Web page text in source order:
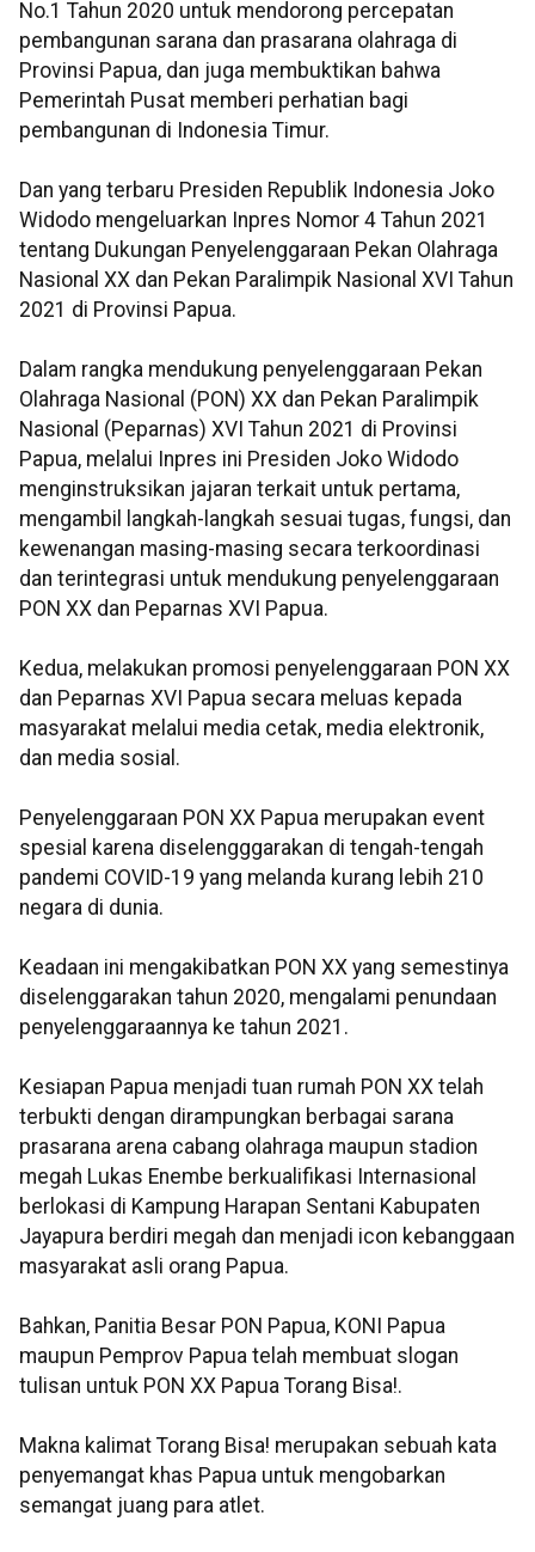
No.1 Tahun 2020 untuk mendorong percepatan
pembangunan sarana dan prasarana olahraga di
Provinsi Papua, dan juga membuktikan bahwa
Pemerintah Pusat memberi perhatian bagi
pembangunan di Indonesia Timur.
Dan yang terbaru Presiden Republik Indonesia Joko
Widodo mengeluarkan Inpres Nomor 4 Tahun 2021
tentang Dukungan Penyelenggaraan Pekan Olahraga
Nasional XX dan Pekan Paralimpik Nasional XVI Tahun
2021 di Provinsi Papua.
Dalam rangka mendukung penyelenggaraan Pekan
Olahraga Nasional (PON) XX dan Pekan Paralimpik
Nasional (Peparnas) XVI Tahun 2021 di Provinsi
Papua, melalui Inpres ini Presiden Joko Widodo
menginstruksikan jajaran terkait untuk pertama,
mengambil langkah-langkah sesuai tugas, fungsi, dan
kewenangan masing-masing secara terkoordinasi
dan terintegrasi untuk mendukung penyelenggaraan
PON XX dan Peparnas XVI Papua.
Kedua, melakukan promosi penyelenggaraan PON XX
dan Peparnas XVI Papua secara meluas kepada
masyarakat melalui media cetak, media elektronik,
dan media sosial.
Penyelenggaraan PON XX Papua merupakan event
spesial karena diselengggarakan di tengah-tengah
pandemi COVID-19 yang melanda kurang lebih 210
negara di dunia.
Keadaan ini mengakibatkan PON XX yang semestinya
diselenggarakan tahun 2020, mengalami penundaan
penyelenggaraannya ke tahun 2021.
Kesiapan Papua menjadi tuan rumah PON XX telah
terbukti dengan dirampungkan berbagai sarana
prasarana arena cabang olahraga maupun stadion
megah Lukas Enembe berkualifikasi Internasional
berlokasi di Kampung Harapan Sentani Kabupaten
Jayapura berdiri megah dan menjadi icon kebanggaan
masyarakat asli orang Papua.
Bahkan, Panitia Besar PON Papua, KONI Papua
maupun Pemprov Papua telah membuat slogan
tulisan untuk PON XX Papua Torang Bisa!.
Makna kalimat Torang Bisa! merupakan sebuah kata
penyemangat khas Papua untuk mengobarkan
semangat juang para atlet.